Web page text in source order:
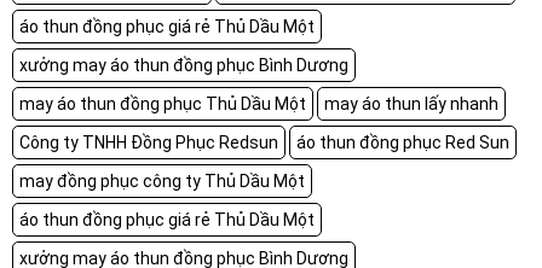
áo thun đồng phục giá rẻ Thủ Dầu Một
xưởng may áo thun đồng phục Bình Dương
may áo thun đồng phục Thủ Dầu Một
may áo thun lấy nhanh
Công ty TNHH Đồng Phục Redsun
áo thun đồng phục Red Sun
may đồng phục công ty Thủ Dầu Một
áo thun đồng phục giá rẻ Thủ Dầu Một
xưởng may áo thun đồng phục Bình Dương